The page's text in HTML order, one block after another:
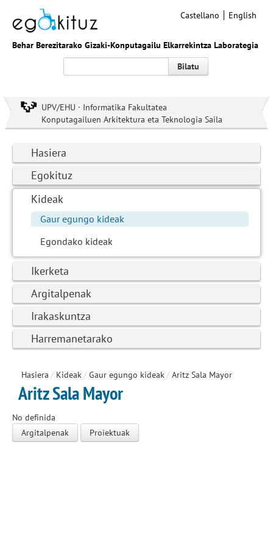
Behar Berezitarako Gizaki-Konputagailu Elkarrekintza Laborategia
Castellano English
Bilatu
UPV/EHU · Informatika Fakultatea
Konputagailuen Arkitektura eta Teknologia Saila
Hasiera
Egokituz
Kideak
Gaur egungo kideak
Egondako kideak
Ikerketa
Argitalpenak
Irakaskuntza
Harremanetarako
Hasiera / Kideak/ Gaur egungo kideak/ Aritz Sala Mayor
Aritz Sala Mayor
No definida
Argitalpenak
Proiektuak